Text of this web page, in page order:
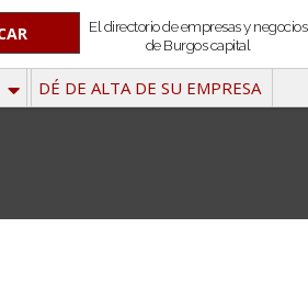
El directorio de empresas y negocios
de Burgos capital
DÉ DE ALTA DE SU EMPRESA